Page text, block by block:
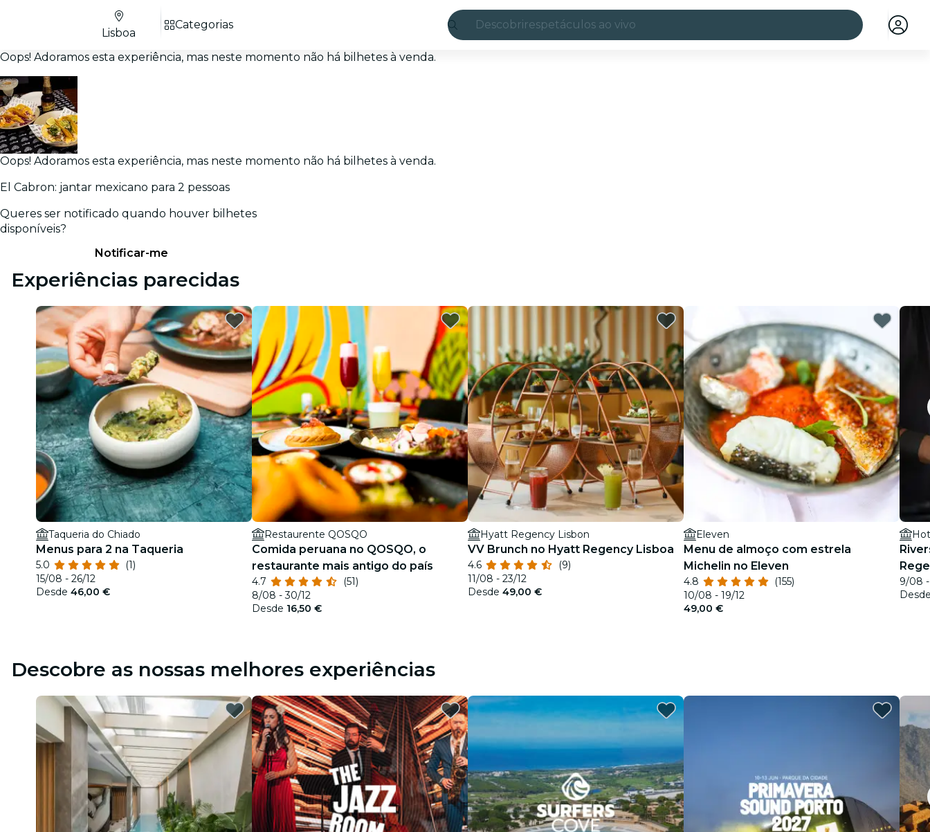
Descobrirespetáculos ao vivo
restaurantes
cinema
Lisboa
Categorias
Oops! Adoramos esta experiência, mas neste momento não há bilhetes à venda.
Oops! Adoramos esta experiência, mas neste momento não há bilhetes à venda.
El Cabron: jantar mexicano para 2 pessoas
Queres ser notificado quando houver bilhetes
disponíveis?
Notificar-me
Experiências parecidas
Taqueria do Chiado
Menus para 2 na Taqueria
5.0
(1)
15/08 - 26/12
Desde 46,00 €
Restaurente QOSQO
Comida peruana no QOSQO, o
restaurante mais antigo do país
4.7
(51)
8/08 - 30/12
Desde 16,50 €
Hyatt Regency Lisbon
VV Brunch no Hyatt Regency Lisboa
4.6
(9)
11/08 - 23/12
Desde 49,00 €
Eleven
Menu de almoço com estrela
Michelin no Eleven
4.8
(155)
10/08 - 19/12
49,00 €
9/08 -
Descobre as nossas melhores experiências